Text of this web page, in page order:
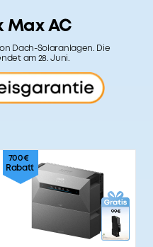
Max AC
Dach-Solaranlagen. Die
am 28. Juni.
700€
Rabatt